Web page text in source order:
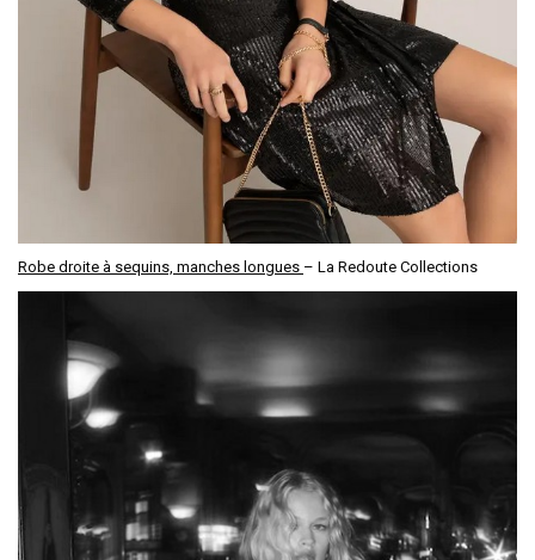
Robe droite à sequins, manches longues – La Redoute Collections